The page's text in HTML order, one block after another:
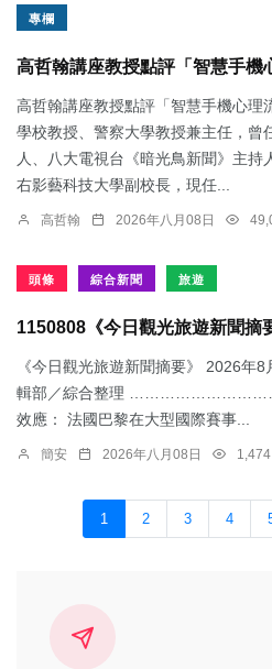
專欄
高哲翰講座教授點評「智慧手機
高哲翰講座教授點評「智慧手機心理
學校教授、警察大學教授兼主任，曾
人、八大電視台《暗光鳥新聞》主持
右影藝科技大學副校長，現任...
高哲翰 2026年八月08日
頭條 綜合新聞 旅遊
1150808《今日觀光旅遊新聞摘
《今日觀光旅遊新聞摘要》 2026年
輯部／綜合整理
效應： 法國巴黎在大型國際賽事...
簡安 2026年八月08日
1 2 3 4